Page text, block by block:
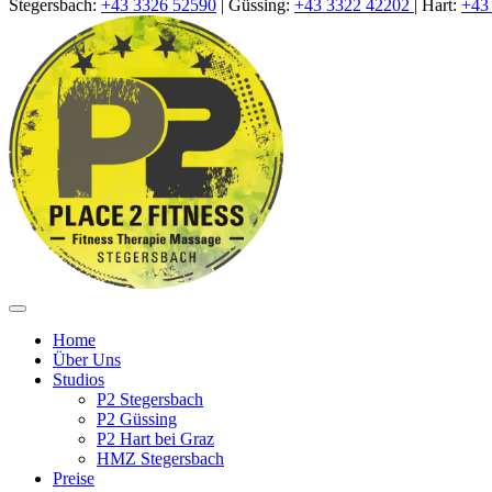
Stegersbach: +43 3326 52590 | Güssing: +43 3322 42202 | Hart: +43
Home
Über Uns
Studios
P2 Stegersbach
P2 Güssing
P2 Hart bei Graz
HMZ Stegersbach
Preise